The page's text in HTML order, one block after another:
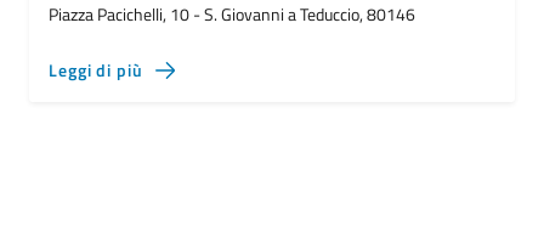
Piazza Pacichelli, 10 - S. Giovanni a Teduccio, 80146
Leggi di più